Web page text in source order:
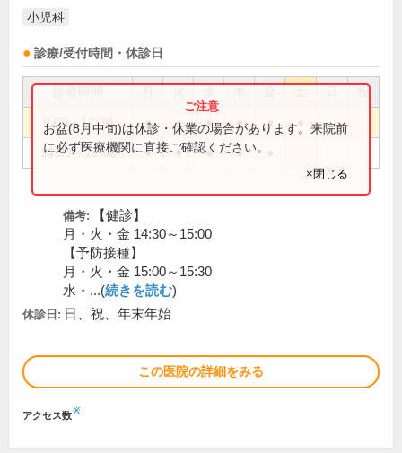
小児科
診療/受付時間・休診日
祝
9:00～12:30 ● ● ● ● ●
14:30～18:00 ● ● ● ●
お盆(8月中旬)は休診・休業の場合があります。来院前
に必ず医療機関に直接ご確認ください。
×閉じる
備考:
【健診】
月・火・金 14:30～15:00
【予防接種】
月・火・金 15:00～15:30
水・...(続きを読む)
休診日: 日、祝、年末年始
この医院の詳細をみる
アクセス数※